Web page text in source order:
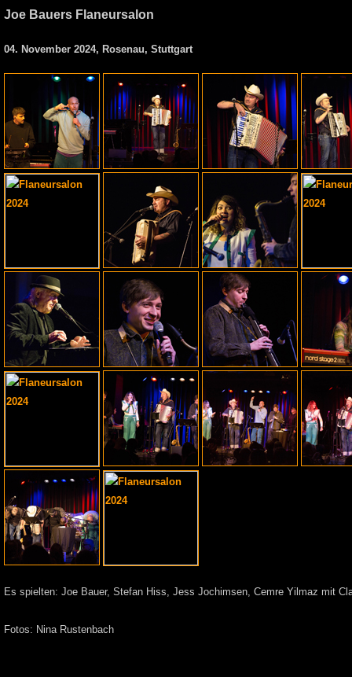
Joe Bauers Flaneursalon
04. November 2024, Rosenau, Stuttgart
Es spielten: Joe Bauer, Stefan Hiss, Jess Jochimsen, Cemre Yilmaz mit
Fotos: Nina Rustenbach